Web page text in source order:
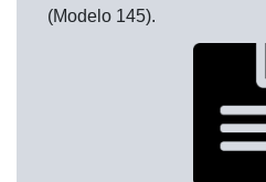
(Modelo 145).